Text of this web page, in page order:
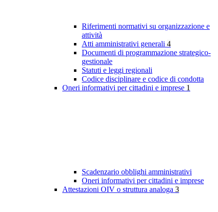
Riferimenti normativi su organizzazione e
attività
Atti amministrativi generali 4
Documenti di programmazione strategico-
gestionale
Statuti e leggi regionali
Codice disciplinare e codice di condotta
Oneri informativi per cittadini e imprese 1
Scadenzario obblighi amministrativi
Oneri informativi per cittadini e imprese
Attestazioni OIV o struttura analoga 3